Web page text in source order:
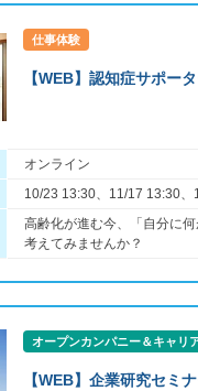
仕事体験
【WEB】認知症サポー
オンライン
10/23 13:30、11/17 13:30、
高齢化が進む今、「自分に
考えてみませんか？
オープンカンパニー＆キャリ
【WEB】企業研究セミ